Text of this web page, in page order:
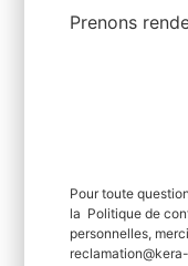
Prenons
Pour toute
la Politique de
personnelles,